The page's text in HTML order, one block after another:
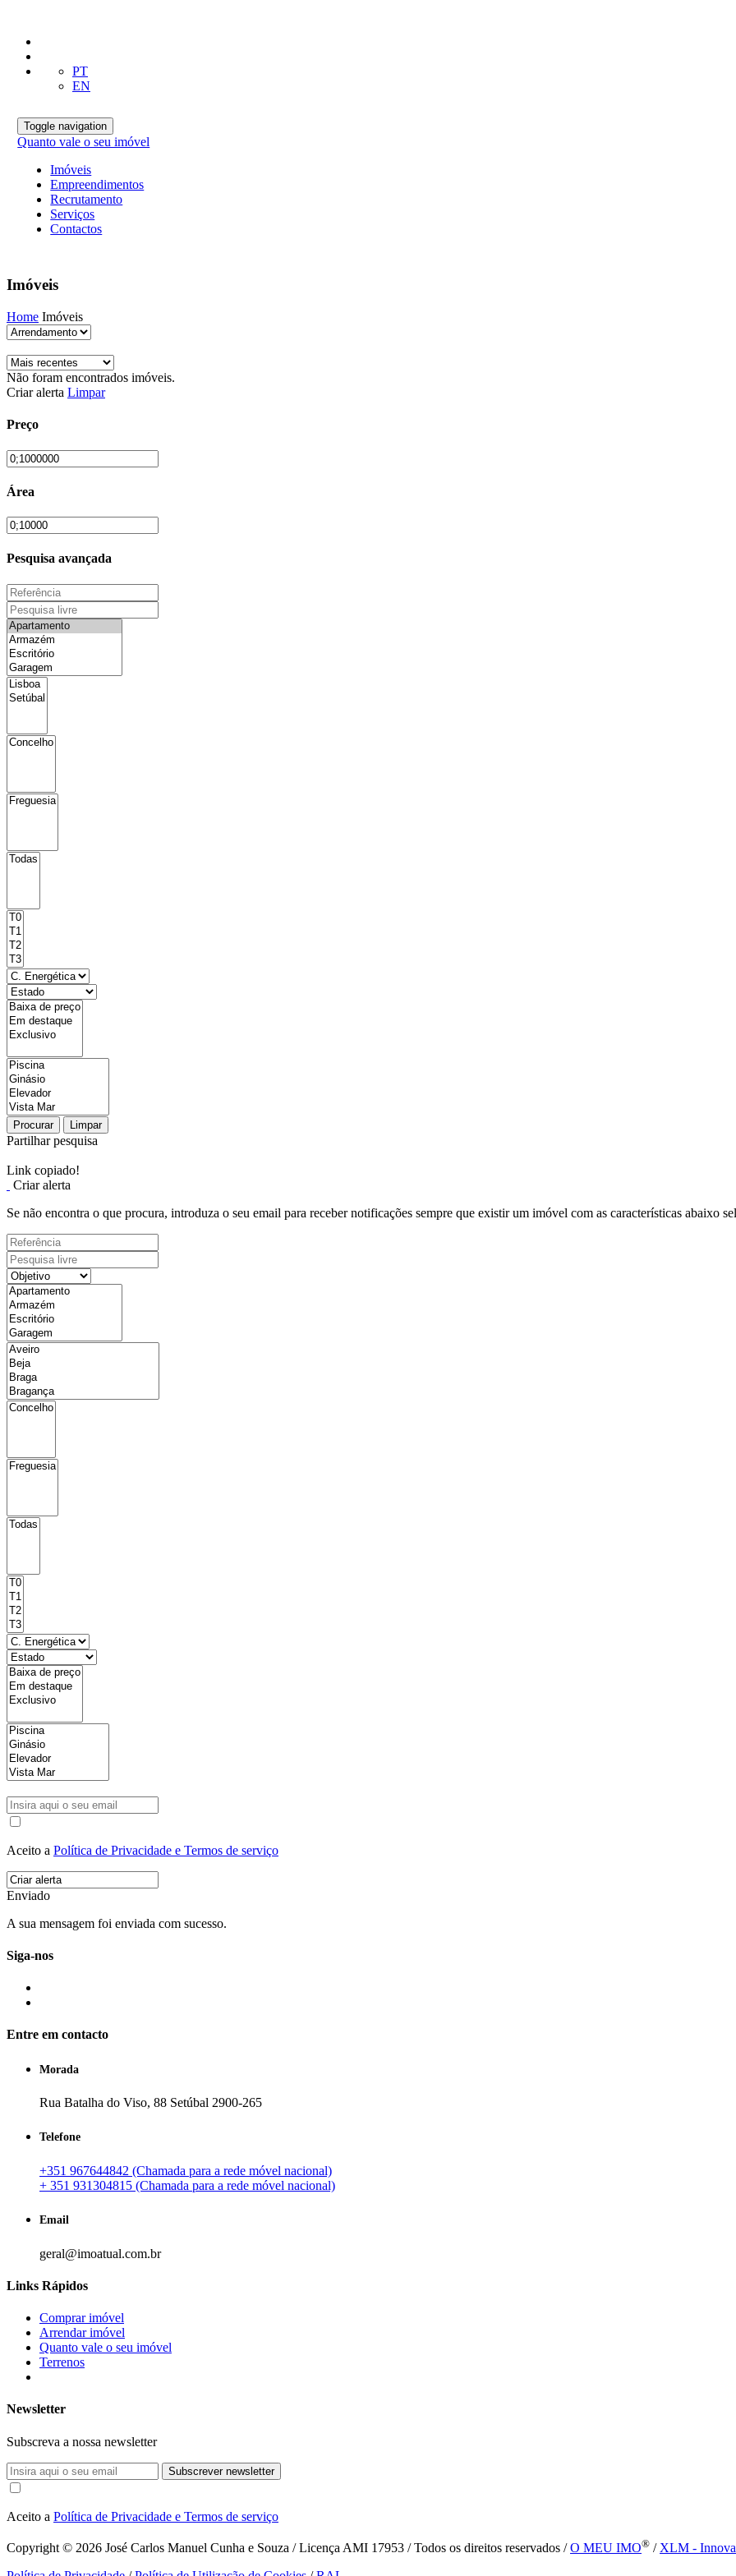
PT
EN
Toggle navigation
Quanto vale o seu imóvel
Imóveis
Empreendimentos
Recrutamento
Serviços
Contactos
Imóveis
Home Imóveis
Não foram encontrados imóveis.
Criar alerta Limpar
Preço
Área
Pesquisa avançada
Procurar Limpar
Partilhar pesquisa
Link copiado!
Criar alerta
Se não encontra o que procura, introduza o seu email para receber notificações sempre que existir um imóvel com as características abaixo
Aceito a Política de Privacidade e Termos de serviço
Enviado
A sua mensagem foi enviada com sucesso.
Siga-nos
Entre em contacto
Morada
Rua Batalha do Viso, 88 Setúbal 2900-265
Telefone
+351 967644842 (Chamada para a rede móvel nacional)
+ 351 931304815 (Chamada para a rede móvel nacional)
Email
geral@imoatual.com.br
Links Rápidos
Comprar imóvel
Arrendar imóvel
Quanto vale o seu imóvel
Terrenos
Newsletter
Subscreva a nossa newsletter
Subscrever newsletter
Aceito a Política de Privacidade e Termos de serviço
Copyright © 2026 José Carlos Manuel Cunha e Souza / Licença AMI 17953 / Todos os direitos reservados /O MEU IMO® / XLM -